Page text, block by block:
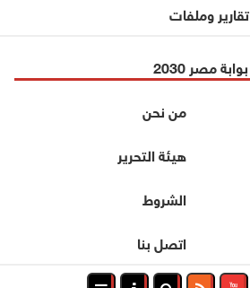
تقارير وملفات
بوابة مصر 2030
من نحن
هيئة التحرير
الشروط
اتصل بنا